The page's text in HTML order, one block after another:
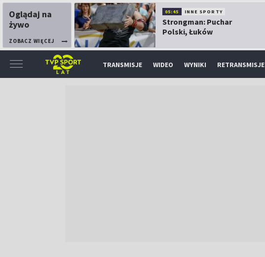
Oglądaj na
żywo
ZOBACZ WIĘCEJ
05:45 INNE SPORTY
Strongman: Puchar
Polski, Łuków
TRANSMISJE WIDEO WYNIKI RETRANSMISJE